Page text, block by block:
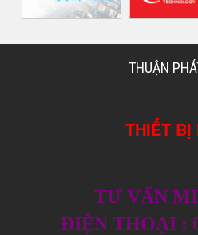
THUẬN
THIẾT BỊ
TƯ VẤN
ĐIỆN THOẠI :